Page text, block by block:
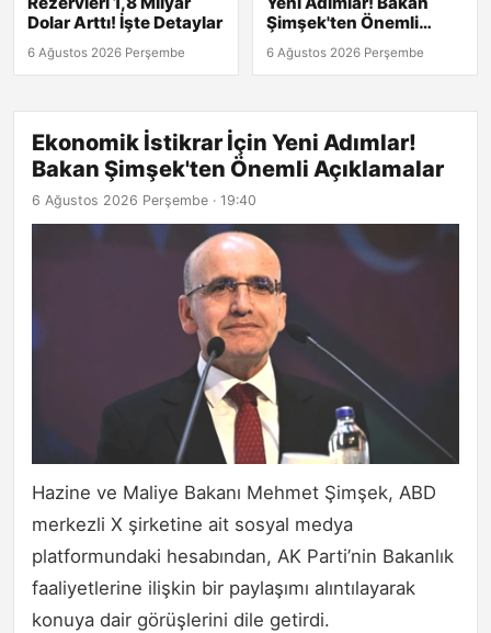
Dolar Arttı! İşte Detaylar
6 Ağustos 2026 Perşembe
Şimşek'ten Önemli
Açıklamalar
6 Ağustos 2026 Perşembe
Ekonomik İstikrar İçin Yeni Adımlar!
Bakan Şimşek'ten Önemli Açıklamalar
6 Ağustos 2026 Perşembe · 19:40
Hazine ve Maliye Bakanı Mehmet Şimşek, ABD
merkezli X şirketine ait sosyal medya
platformundaki hesabından, AK Parti’nin Bakanlık
faaliyetlerine ilişkin bir paylaşımı alıntılayarak
konuya dair görüşlerini dile getirdi.